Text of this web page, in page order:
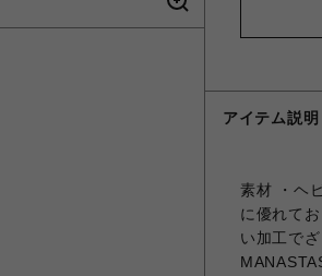
アイテム説
素材 ・ヘ
に優れて
い加工で